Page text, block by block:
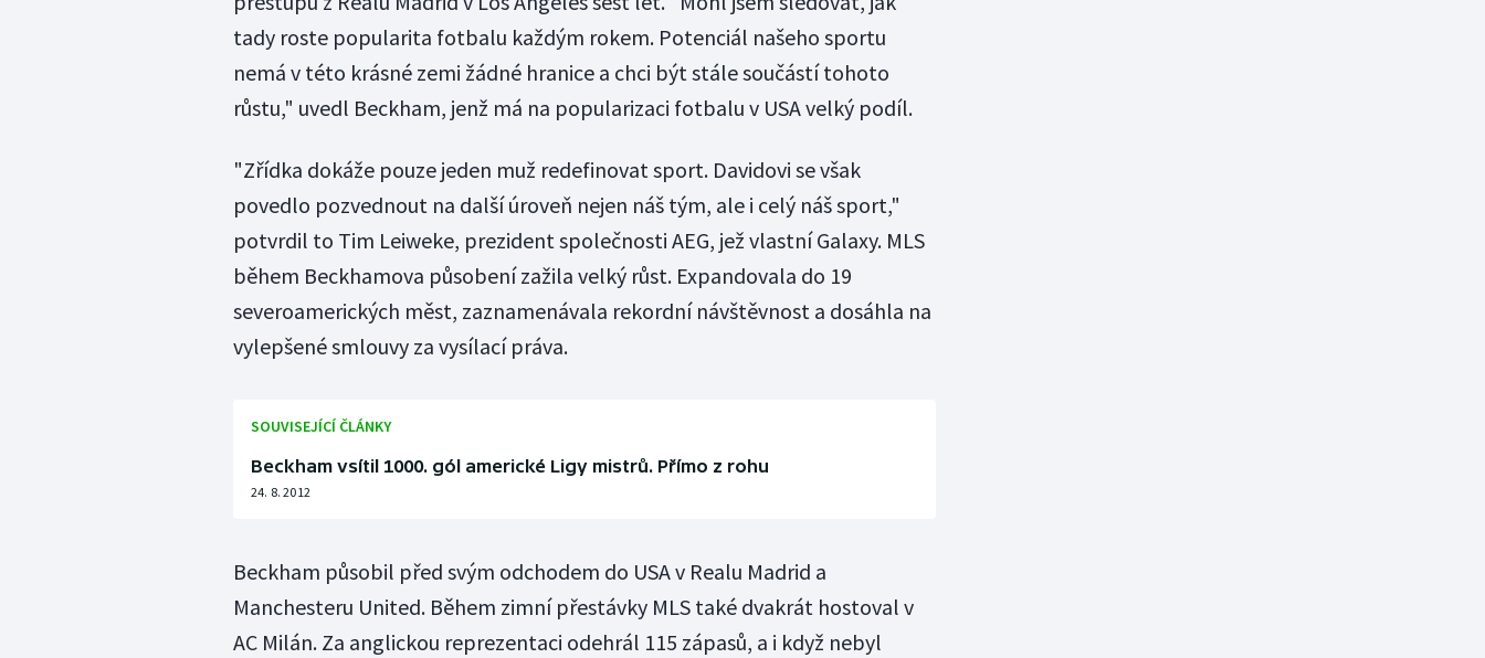
tady roste popularita fotbalu každým rokem. Potenciál našeho sportu
nemá v této krásné zemi žádné hranice a chci být stále součástí tohoto
růstu," uvedl Beckham, jenž má na popularizaci fotbalu v USA velký podíl.
"Zřídka dokáže pouze jeden muž redefinovat sport. Davidovi se však
povedlo pozvednout na další úroveň nejen náš tým, ale i celý náš sport,"
potvrdil to Tim Leiweke, prezident společnosti AEG, jež vlastní Galaxy. MLS
během Beckhamova působení zažila velký růst. Expandovala do 19
severoamerických měst, zaznamenávala rekordní návštěvnost a dosáhla na
vylepšené smlouvy za vysílací práva.
SOUVISEJÍCÍ ČLÁNKY
Beckham vsítil 1000. gól americké Ligy mistrů. Přímo z rohu
24. 8. 2012
Beckham působil před svým odchodem do USA v Realu Madrid a
Manchesteru United. Během zimní přestávky MLS také dvakrát hostoval v
AC Milán. Za anglickou reprezentaci odehrál 115 zápasů, a i když nebyl